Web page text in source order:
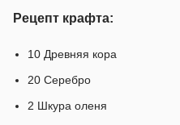
Рецепт крафта:
10 Древняя кора
20 Серебро
2 Шкура оленя